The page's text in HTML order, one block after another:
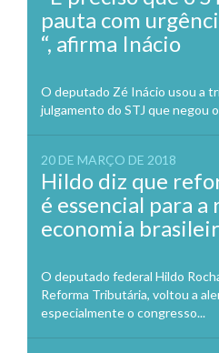
pauta com
“, afirma Inácio
O deputado Zé Inácio usou a
julgamento do STJ que negou
20 DE MARÇO DE 2018
Hildo diz que
é essencial para a
economia
O deputado federal Hildo
Reforma Tributária, voltou a
especialmente o congresso...